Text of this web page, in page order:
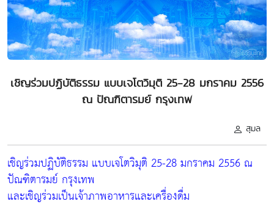
เชิญร่วมปฏิบัติธรรม แบบเจโตวิมุติ 25-28 มกราคม 2556
ณ ปัณฑิตารมย์ กรุงเทพ
สุมล
เชิญร่วมปฏิบัติธรรม แบบเจโตวิมุติ 25-28 มกราคม 2556 ณ
ปัณฑิตารมย์ กรุงเทพ
และเชิญร่วมเป็นเจ้าภาพอาหารและเครื่องดื่ม